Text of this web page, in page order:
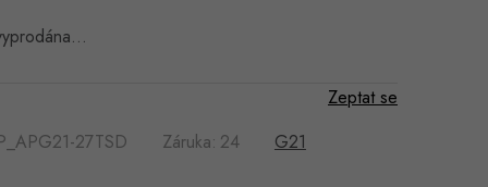
27TSD Záruka: 24 G21
Zeptat se